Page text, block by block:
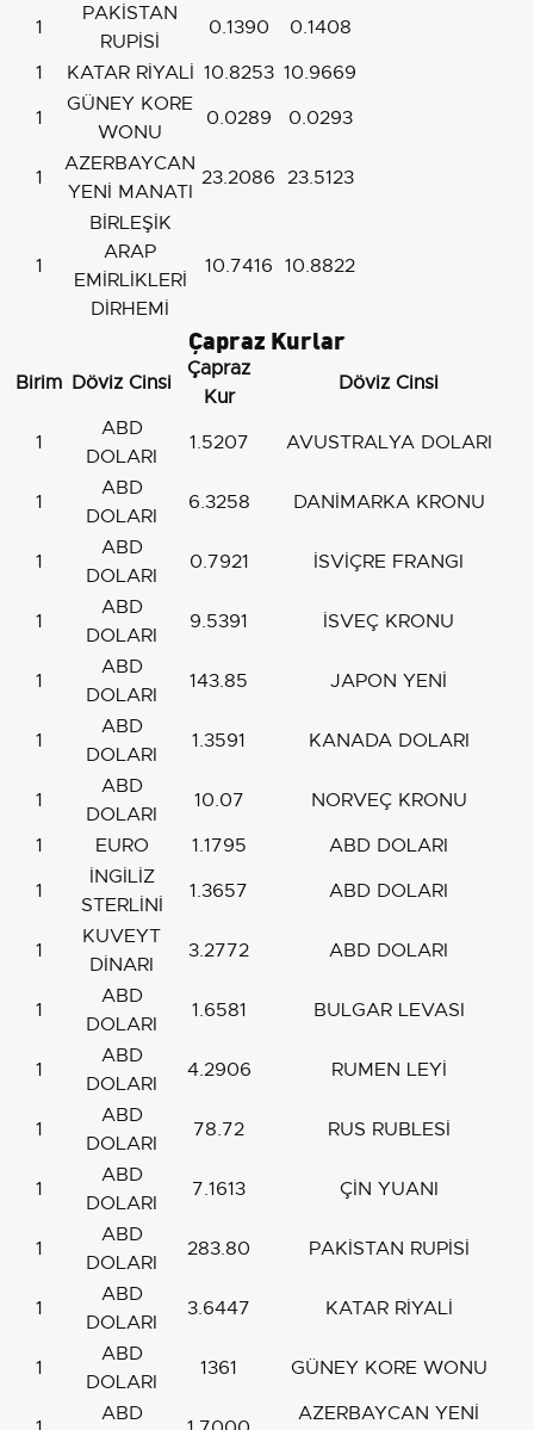
1
PAKİSTAN
RUPİSİ
0.1390
0.1408
1
KATAR RİYALİ 10.8253 10.9669
1
GÜNEY KORE
WONU
0.0289 0.0293
1
AZERBAYCAN
YENİ MANATI
23.2086 23.5123
1
BİRLEŞİK
ARAP
EMİRLİKLERİ
DİRHEMİ
10.7416 10.8822
Çapraz Kurlar
Birim Döviz Cinsi
Çapraz
Kur
Döviz Cinsi
1
ABD
DOLARI
1.5207 AVUSTRALYA DOLARI
1
ABD
DOLARI
6.3258 DANİMARKA KRONU
1
ABD
DOLARI
0.7921 İSVİÇRE FRANGI
1
ABD
DOLARI
9.5391 İSVEÇ KRONU
1
ABD
DOLARI
143.85 JAPON YENİ
1
ABD
DOLARI
1.3591 KANADA DOLARI
1
ABD
DOLARI
10.07
NORVEÇ KRONU
1
EURO 1.1795
ABD DOLARI
1
İNGİLİZ
STERLİNİ
1.3657 ABD DOLARI
1
KUVEYT
DİNARI
3.2772 ABD DOLARI
1
ABD
DOLARI
1.6581 BULGAR LEVASI
1
ABD
DOLARI
4.2906 RUMEN LEYİ
1
ABD
DOLARI
78.72 RUS RUBLESİ
1
ABD
DOLARI
7.1613 ÇİN YUANI
1
ABD
DOLARI
283.80 PAKİSTAN RUPİSİ
1
ABD
DOLARI
3.6447 KATAR RİYALİ
1
ABD
DOLARI
1361 GÜNEY KORE WONU
ABD AZERBAYCAN YENİ